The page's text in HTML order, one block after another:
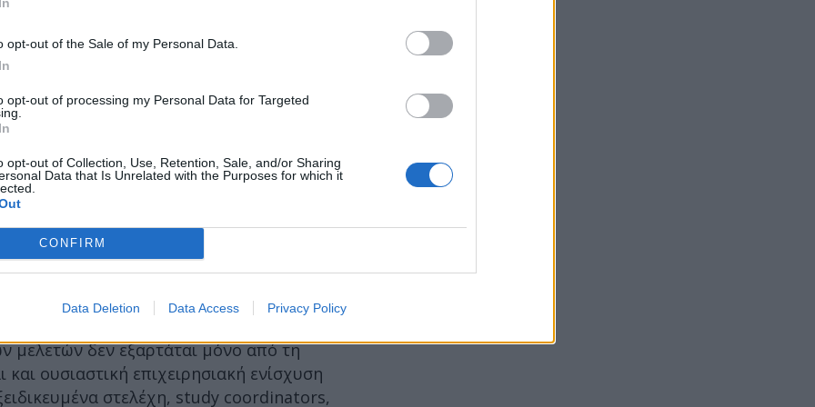
opt-out of the Sale of my Personal Data.
opt-out of processing my Personal Data for Targeted
opt-out of Collection, Use, Retention, Sale, and/or Sharing
Data that Is Unrelated with the Purposes for which it
CONFIRM
Data Deletion Data Access Privacy Policy
κοινών πλαισίων λειτουργίας για τα
ενιαίων διαδικασιών, κοινών
διοικητικών βημάτων μπορεί να
να ενισχύσει τη διαφάνεια και να
αξιόπιστο περιβάλλον για τους
και τους ερευνητικούς οργανισμούς.
καθοριστικά και η πρόσφατη ρύθμιση
όρια για την υπογραφή συμβάσεων
έργων. Η συγκεκριμένη παρέμβαση
προβλήματα που αντιμετώπιζε
καθυστερήσεις. Η
διαδικασίες αποτελούν πλέον
σε διεθνές επίπεδο.
μελετών δεν εξαρτάται μόνο από τη
ουσιαστική επιχειρησιακή ενίσχυση
στελέχη, study coordinators,